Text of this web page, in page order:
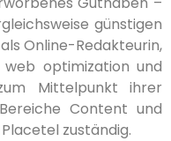
günstigen
Online-Redakteurin,
optimization und
Mittelpunkt ihrer
Content und
zuständig.